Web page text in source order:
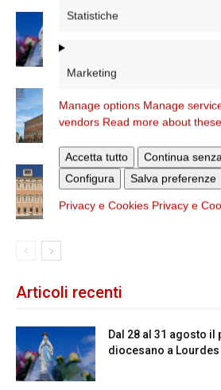
Statistiche
Marketing
Manage options Manage
vendors Read more about
Accetta tutto
Continua
Configura
Salva preferenze
Privacy e Cookies Privacy e
Dal 28 al 31
Nuove nomine
Chiusura estiva
Vicariato di Roma
Articoli recenti
Dal 28 al 31 agosto
diocesano a Lourdes